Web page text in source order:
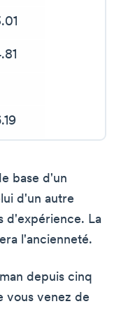
base d'un
d'un autre
d'expérience. La
l'ancienneté.
depuis cinq
vous venez de